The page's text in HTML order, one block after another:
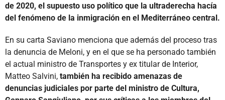
de 2020, el supuesto uso político que la ultraderecha hacía
del fenómeno de la inmigración en el Mediterráneo central.
En su carta Saviano menciona que además del proceso tras
la denuncia de Meloni, y en el que se ha personado también
el actual ministro de Transportes y ex titular de Interior,
Matteo Salvini, también ha recibido amenazas de
denuncias judiciales por parte del ministro de Cultura,